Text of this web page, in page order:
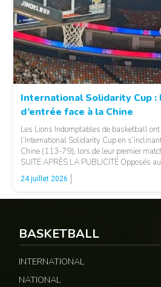
International Solidarity Cup :
d’entrée face à la Chine
Les Lions Indomptables de basketball
l’International Solidarity Cup en
Chine (113-79), lors de leur premier
SUITE APRÈS LA PUBLICITÉ Opposés
Camerounais ont rapidement été mis en
offensive et l’intensité des Chinois, qui […]
24 juillet 2026
BASKETBALL
INTERNATIONAL
NATIONAL